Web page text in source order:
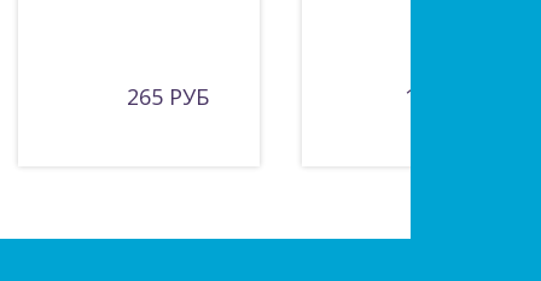
265 РУБ 1520 РУБ